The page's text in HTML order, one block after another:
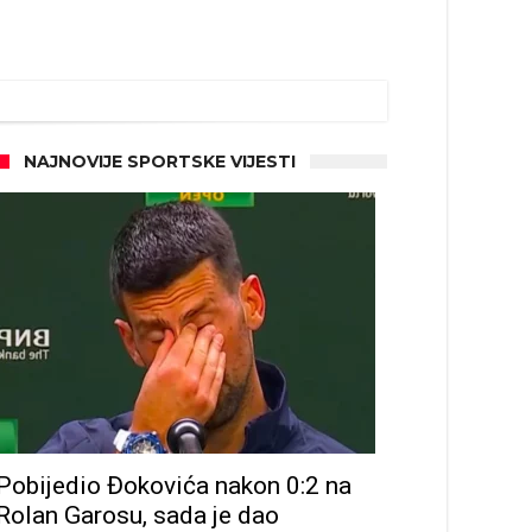
NAJNOVIJE SPORTSKE VIJESTI
Đokovića nakon 0:2 na
Garosu, sada je dao